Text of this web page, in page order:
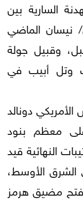
السارية بين
منذ 17 أبريل/ نيسان الماضي
وقبيل جولة
وتل أبيب في
دونالد
معظم بنود
النهائية قيد
الشرق الأوسط،
فتح مضيق هرمز